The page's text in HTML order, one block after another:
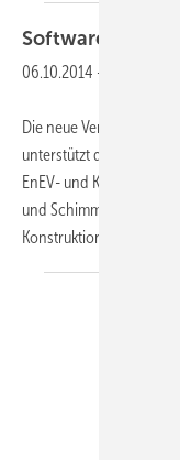
Software
06.10.2014 -
Die neue Version des
unterstützt die
EnEV- und KfW-
und Schimmelbildung
Konstruktionsdetails